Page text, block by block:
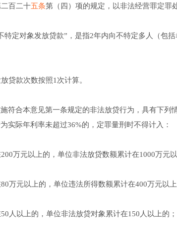
百二十五条第（四）项的规定，以非法经营罪定罪
定对象发放贷款”，是指2年内向不特定多人（包括
款次数按照1次计算。
合本意见第一条规定的非法放贷行为，具有下列
实际年利率未超过36%的，定罪量刑时不得计入：
万元以上的，单位非法放贷数额累计在1000万元以
元以上的，单位违法所得数额累计在400万元以上
以上的，单位非法放贷对象累计在150人以上的；